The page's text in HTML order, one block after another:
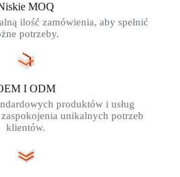
MOQ
ilość zamówienia, aby spełnić
potrzeby.
I ODM
produktów i usług
unikalnych potrzeb
klientów.